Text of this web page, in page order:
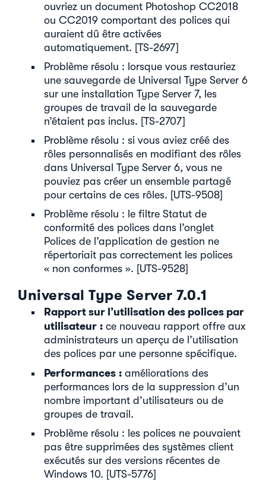
ouvriez un document Photoshop CC2018
ou CC2019 comportant des polices qui
auraient dû être activées
automatiquement. [TS-2697]
Problème résolu : lorsque vous restauriez
une sauvegarde de Universal Type Server 6
sur une installation Type Server 7, les
groupes de travail de la sauvegarde
n’étaient pas inclus. [TS-2707]
Problème résolu : si vous aviez créé des
rôles personnalisés en modifiant des rôles
dans Universal Type Server 6, vous ne
pouviez pas créer un ensemble partagé
pour certains de ces rôles. [UTS-9508]
Problème résolu : le filtre Statut de
conformité des polices dans l’onglet
Polices de l’application de gestion ne
répertoriait pas correctement les polices
« non conformes ». [UTS-9528]
Universal Type Server 7.0.1
Rapport sur l’utilisation des polices par
utilisateur : ce nouveau rapport offre aux
administrateurs un aperçu de l’utilisation
des polices par une personne spécifique.
Performances : améliorations des
performances lors de la suppression d’un
nombre important d’utilisateurs ou de
groupes de travail.
Problème résolu : les polices ne pouvaient
pas être supprimées des systèmes client
exécutés sur des versions récentes de
Windows 10. [UTS-5776]